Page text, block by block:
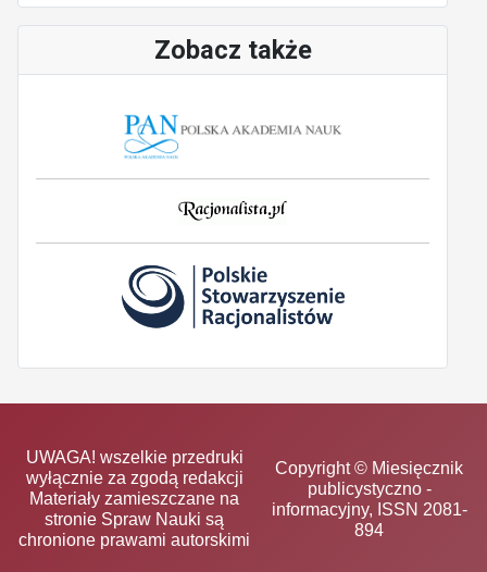
Zobacz także
UWAGA! wszelkie przedruki
wyłącznie za zgodą redakcji
Materiały zamieszczane na
stronie Spraw Nauki są
chronione prawami autorskimi
Copyright © Miesięcznik
publicystyczno -
informacyjny, ISSN 2081-
894